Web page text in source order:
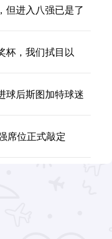
但进入八强已是了
杯，我们拭目以
球后斯图加特球迷
席位正式敲定